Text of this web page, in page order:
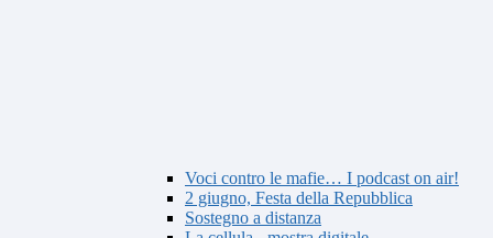
Voci contro le mafie… I podcast on air!
2 giugno, Festa della Repubblica
Sostegno a distanza